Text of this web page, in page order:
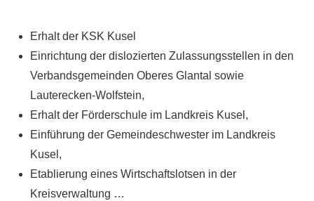
Erhalt der KSK Kusel
Einrichtung der dislozierten Zulassungsstellen in den
Verbandsgemeinden Oberes Glantal sowie
Lauterecken-Wolfstein,
Erhalt der Förderschule im Landkreis Kusel,
Einführung der Gemeindeschwester im Landkreis
Kusel,
Etablierung eines Wirtschaftslotsen in der
Kreisverwaltung …